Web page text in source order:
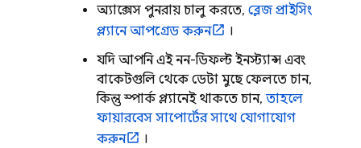
অ্যাক্সেস পুনরায় চালু করতে, ব্লেজ প্রাইসিং
প্ল্যানে আপগ্রেড করুন
।
যদি আপনি এই নন-ডিফল্ট ইনস্ট্যান্স এবং
বাকেটগুলি থেকে ডেটা মুছে ফেলতে চান,
কিন্তু স্পার্ক প্ল্যানেই থাকতে চান, তাহলে
ফায়ারবেস সাপোর্টের সাথে যোগাযোগ
করুন
।